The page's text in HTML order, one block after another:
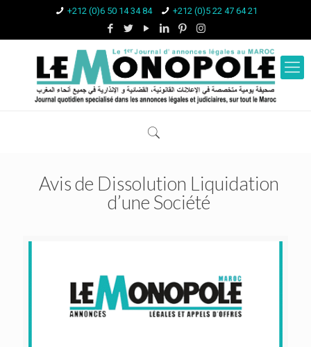
+212 (0)6 50 14 34 84 +212 (0)5 22 47 64 21
Avis de Dissolution Liquidation
d’une Société